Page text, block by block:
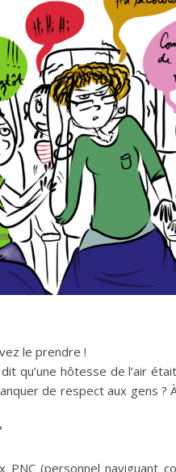
le prendre !
qu’une hôtesse de l’air
de respect aux gens ?
PNC (personnelnaviguant